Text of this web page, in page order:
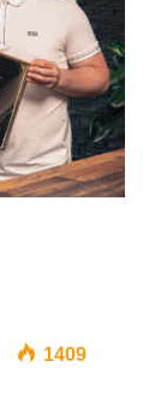
1409